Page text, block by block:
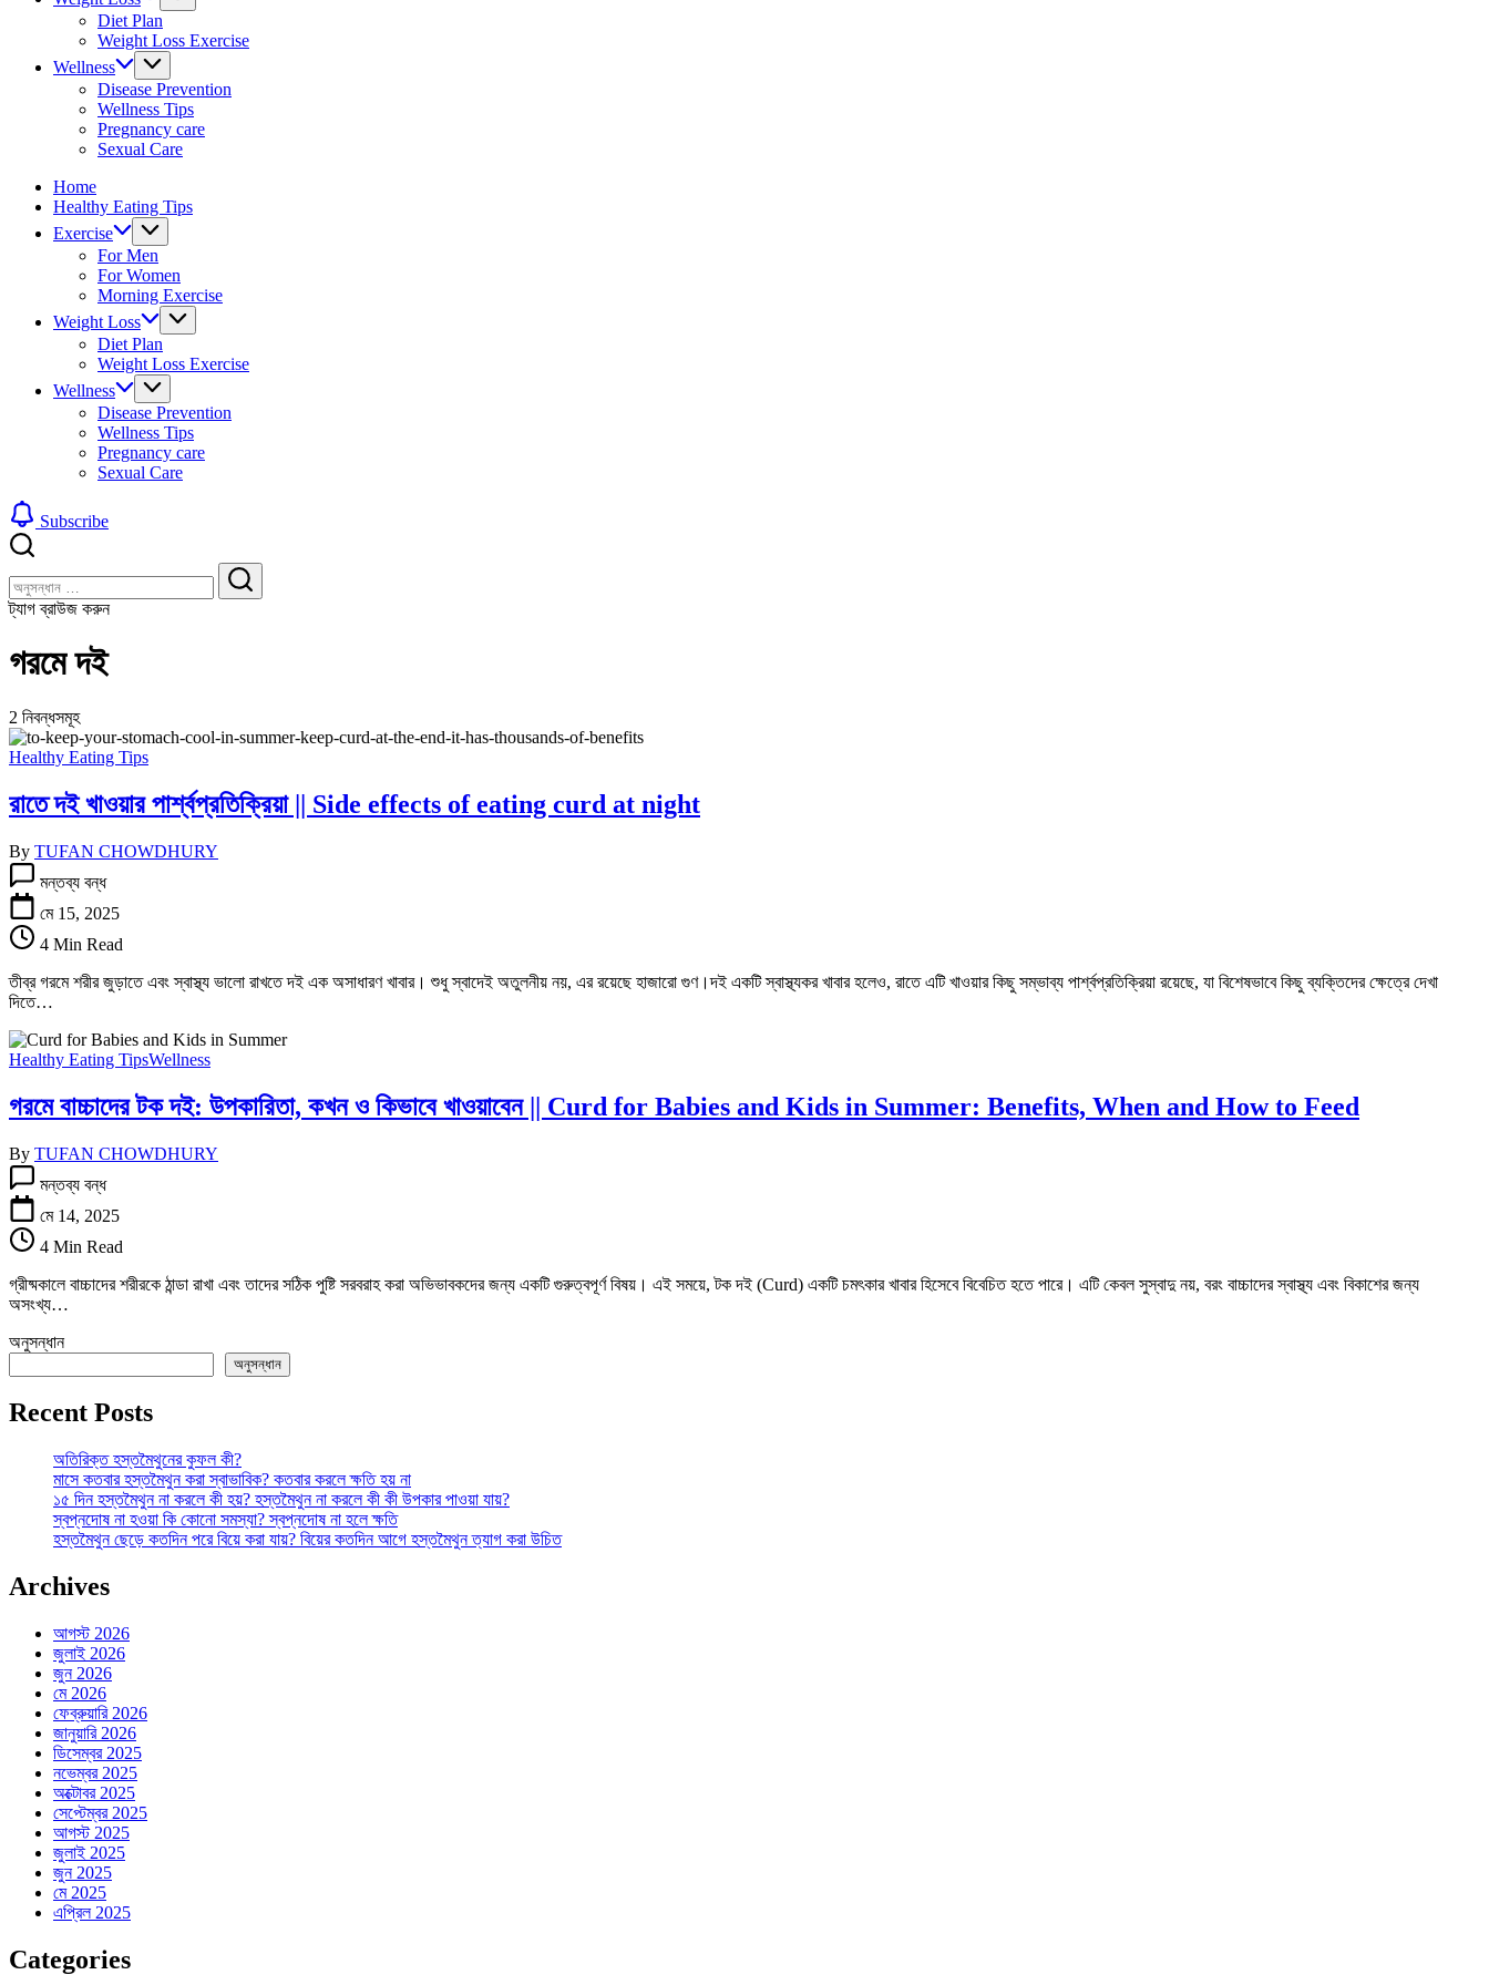
fitness
Diet Plan
Weight Loss Exercise
Wellness
Disease Prevention
Wellness Tips
Pregnancy care
Sexual Care
Home
Healthy Eating Tips
Exercise
For Men
For Women
Morning Exercise
Weight Loss
Diet Plan
Weight Loss Exercise
Wellness
Disease Prevention
Wellness Tips
Pregnancy care
Sexual Care
Subscribe
করুন
খুঁজুন
খুঁজুন
ট্যাগ ব্রাউজ করুন
গরমে দই
2 নিবন্ধসমূহ
Healthy Eating Tips
রাতে দই খাওয়ার পার্শ্বপ্রতিক্রিয়া || Side effects of eating curd at night
By TUFAN CHOWDHURY
দই
খাওয়ার
||
effects
of
eating
curd
at
তে
মন্তব্য বন্ধ
মে 15, 2025
4 Min Read
তীব্র গরমে শরীর জুড়াতে এবং স্বাস্থ্য ভালো রাখতে দই এক অসাধারণ খাবার। শুধু স্বাদেই অতুলনীয় নয়, এর রয়েছে হাজারো গুণ।দই একটি স্বাস্থ্যকর খাবার হলেও, রাতে এটি খাওয়ার কিছু সম্ভাব্য পার্শ্বপ্রতিক্রিয়া রয়েছে, যা বিশেষভাবে কিছু ব্যক্তিদের ক্ষেত্রে দেখা
দিতে…
Healthy Eating TipsWellness
গরমে বাচ্চাদের টক দই: উপকারিতা, কখন ও কিভাবে খাওয়াবেন || Curd for Babies and Kids in Summer: Benefits, When and How to Feed
By TUFAN CHOWDHURY
বাচ্চাদের
টক
উপকারিতা,
ও
কিভাবে
খাওয়াবেন
||
Curd
Babies
Kids
Summer:
Benefits,
When
and
to
তে
মন্তব্য বন্ধ
মে 14, 2025
4 Min Read
গ্রীষ্মকালে বাচ্চাদের শরীরকে ঠান্ডা রাখা এবং তাদের সঠিক পুষ্টি সরবরাহ করা অভিভাবকদের জন্য একটি গুরুত্বপূর্ণ বিষয়। এই সময়ে, টক দই (Curd) একটি চমৎকার খাবার হিসেবে বিবেচিত হতে পারে। এটি কেবল সুস্বাদু নয়, বরং বাচ্চাদের স্বাস্থ্য এবং বিকাশের জন্য
অসংখ্য…
অনুসন্ধান
অনুসন্ধান
Recent Posts
অতিরিক্ত হস্তমৈথুনের কুফল কী?
মাসে কতবার হস্তমৈথুন করা স্বাভাবিক? কতবার করলে ক্ষতি হয় না
১৫ দিন হস্তমৈথুন না করলে কী হয়? হস্তমৈথুন না করলে কী কী উপকার পাওয়া যায়?
স্বপ্নদোষ না হওয়া কি কোনো সমস্যা? স্বপ্নদোষ না হলে ক্ষতি
হস্তমৈথুন ছেড়ে কতদিন পরে বিয়ে করা যায়? বিয়ের কতদিন আগে হস্তমৈথুন ত্যাগ করা উচিত
Archives
আগস্ট 2026
জুলাই 2026
জুন 2026
মে 2026
ফেব্রুয়ারি 2026
জানুয়ারি 2026
ডিসেম্বর 2025
নভেম্বর 2025
অক্টোবর 2025
সেপ্টেম্বর 2025
আগস্ট 2025
জুলাই 2025
জুন 2025
মে 2025
এপ্রিল 2025
Categories